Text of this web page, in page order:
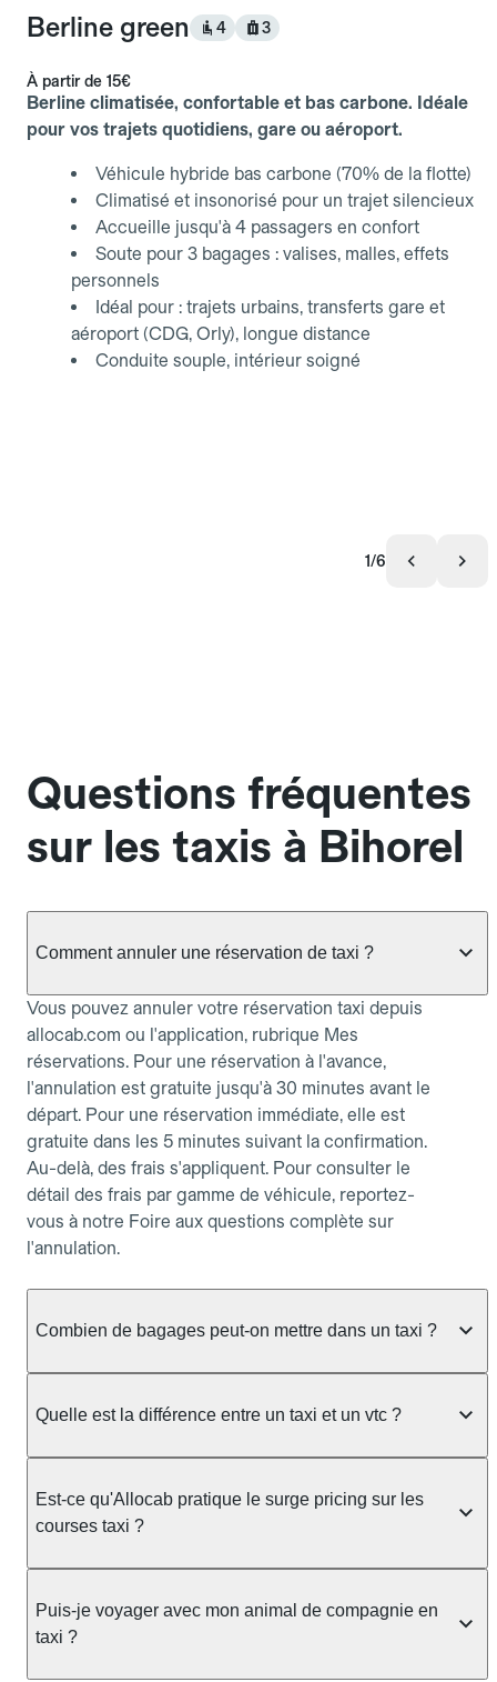
Berline green 4 3
À partir de 15€
Berline climatisée, confortable et bas carbone. Idéale
pour vos trajets quotidiens, gare ou aéroport.
Véhicule hybride bas carbone (70% de la flotte)
Climatisé et insonorisé pour un trajet silencieux
Accueille jusqu'à 4 passagers en confort
Soute pour 3 bagages : valises, malles, effets
personnels
Idéal pour : trajets urbains, transferts gare et
aéroport (CDG, Orly), longue distance
Conduite souple, intérieur soigné
1/6
Questions fréquentes
sur les taxis à Bihorel
Comment annuler une réservation de taxi ?
Vous pouvez annuler votre réservation taxi depuis
allocab.com ou l'application, rubrique Mes
réservations. Pour une réservation à l'avance,
l'annulation est gratuite jusqu'à 30 minutes avant le
départ. Pour une réservation immédiate, elle est
gratuite dans les 5 minutes suivant la confirmation.
Au-delà, des frais s'appliquent. Pour consulter le
détail des frais par gamme de véhicule, reportez-
vous à notre Foire aux questions complète sur
l'annulation.
Combien de bagages peut-on mettre dans un taxi ?
taxi berline accueille en général jusqu'à 3 bagages
ou nombreux, précisez-le dans le champ "Message
au chauffeur" lors de la réservation. Le prix n'est
pas impacté par le nombre de bagages.
Quelle est la différence entre un taxi et un vtc ?
prendre en charge directement dans la rue, à une
station ou sur réservation, avec un tarif au
réservation et propose un prix fixe annoncé à
l'avance. Chez Allocab, réservez facilement votre
taxi.
Est-ce qu'Allocab pratique le surge pricing sur les
courses taxi ?
réglementation préfectorale et suit un barème
officiel : il protège des hausses liées à la demande.
Puis-je voyager avec mon animal de compagnie en
taxi ?